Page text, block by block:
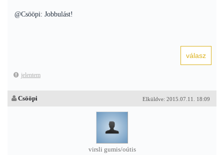
@Csööpi: Jobbulást!
jelentem
Elküldve: 2015.07.11. 18:09
Csööpi
virsli gumis/oútis